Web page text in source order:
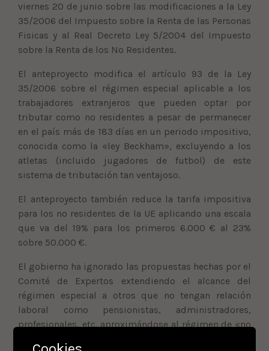
viernes 20 de junio sobre las modificaciones a la Ley
35/2006 del Impuesto sobre la Renta de las Personas
Fisicas y al Real Decreto Ley 5/2004 del Impuesto
sobre la Renta de los No Residentes.
El anteproyecto modifica el artículo 93 de la Ley
35/2006 sobre el régimen especial aplicable a los
trabajadores extranjeros que pueden optar por
tributar como no residentes a pesar de permanecer
en el país más de 183 días en un periodo impositivo,
conocida como la «ley Beckham», excluyendo a los
atletas (incluido jugadores de futbol) de este
sistema de tributación tan ventajoso.
El anteproyecto también reduce la tarifa impositiva
para los no residentes de la UE aplicando una escala
que va del 19% para los primeros 6.000 € al 23%
sobre 50.000 €.
El gobierno ha ignorado las propuestas hechas por el
Comité de Expertos extendiendo el alcance del
régimen especial a otros que no tengan relación
laboral como pensionistas, administradores,
profesionales, etc, aproximándose al régimen de «no